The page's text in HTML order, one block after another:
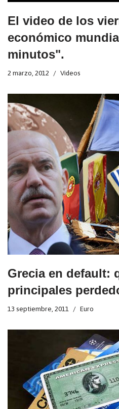
El video de los
económico
minutos".
2 marzo, 2012 Videos
Grecia en default:
principales
13 septiembre, 2011 Euro